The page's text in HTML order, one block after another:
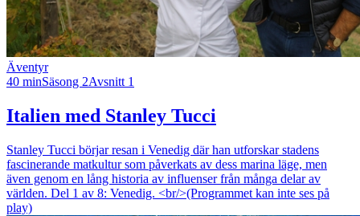
Äventyr
40 minSäsong 2Avsnitt 1
Italien med Stanley Tucci
Stanley Tucci börjar resan i Venedig där han utforskar stadens
fascinerande matkultur som påverkats av dess marina läge, men
även genom en lång historia av influenser från många delar av
världen. Del 1 av 8: Venedig. <br/>(Programmet kan inte ses på
play)